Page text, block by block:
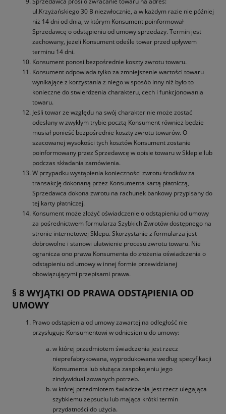
ul.Krzyżańskiego 30 B niezwłocznie, a w każdym razie nie później
niż 14 dni od dnia, w którym Konsument poinformował
Sprzedawcę o odstąpieniu od umowy sprzedaży. Termin jest
zachowany, jeżeli Konsument odeśle towar przed upływem
terminu 14 dni.
Konsument ponosi bezpośrednie koszty zwrotu towaru.
Konsument odpowiada tylko za zmniejszenie wartości towaru
wynikające z korzystania z niego w sposób inny niż było to
konieczne do stwierdzenia charakteru, cech i funkcjonowania
towaru.
Jeśli towar ze względu na swój charakter nie może zostać
odesłany w zwykłym trybie pocztą Konsument również będzie
musiał ponieść bezpośrednie koszty zwrotu towarów. O
szacowanej wysokości tych kosztów Konsument zostanie
poinformowany przez Sprzedawcę w opisie towaru w Sklepie lub
podczas składania zamówienia.
W przypadku wystąpienia konieczności zwrotu środków za
transakcję dokonaną przez Konsumenta kartą płatniczą,
Sprzedawca dokona zwrotu na rachunek bankowy przypisany do
tej karty płatniczej.
Konsument może złożyć oświadczenie o odstąpieniu od umowy
za pośrednictwem formularza Szybkich Zwrotów dostępnego na
stronie internetowej Sklepu. Skorzystanie z formularza jest
dobrowolne i stanowi ułatwienie procesu zwrotu towaru. Nie
ogranicza ono prawa Konsumenta do złożenia oświadczenia o
odstąpieniu od umowy w innej formie przewidzianej
obowiązującymi przepisami prawa.
§ 8 WYJĄTKI OD PRAWA ODSTĄPIENIA OD
UMOWY
Prawo odstąpienia od umowy zawartej na odległość nie
przysługuje Konsumentowi w odniesieniu do umowy:
w której przedmiotem świadczenia jest rzecz
nieprefabrykowana, wyprodukowana według specyfikacji
Konsumenta lub służąca zaspokojeniu jego
zindywidualizowanych potrzeb.
w której przedmiotem świadczenia jest rzecz ulegająca
szybkiemu zepsuciu lub mająca krótki termin
przydatności do użycia.